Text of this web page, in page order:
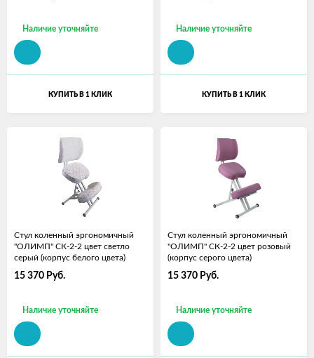
Наличие уточняйте
КУПИТЬ В 1 КЛИК
Наличие уточняйте
КУПИТЬ В 1 КЛИК
Стул коленный эргономичный
"ОЛИМП" СК-2-2 цвет светло
серый (корпус белого цвета)
15 370 Руб.
Наличие уточняйте
Стул коленный эргономичный
"ОЛИМП" СК-2-2 цвет розовый
(корпус серого цвета)
15 370 Руб.
Наличие уточняйте